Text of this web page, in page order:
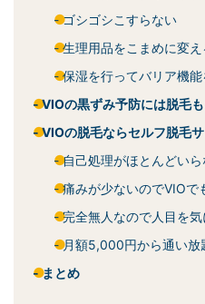
ゴシゴシこすらない
生理用品をこまめに変え
保湿を行ってバリア機
VIOの黒ずみ予防には脱毛
VIOの脱毛ならセルフ脱毛
自己処理がほとんどい
痛みが少ないのでVIOで
完全無人なので人目を
月額5,000円から通い放
まとめ